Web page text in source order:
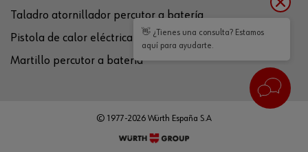
Taladro atornillador percutor a batería
Pistola de calor eléctrica
Martillo percutor a batería
© 1977-2026 Würth España S.A
👋 ¿Tienes una consulta? Estamos
aquí para ayudarte.